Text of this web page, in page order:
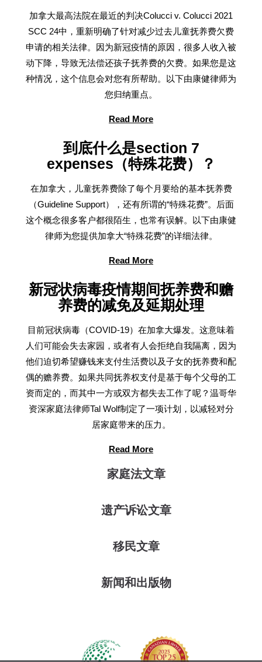
加拿大最高法院在最近的判决Colucci v. Colucci 2021
SCC 24中，重新明确了针对减少过去儿童抚养费欠费
申请的相关法律。因为新冠疫情的原因，很多人收入被
动下降，导致无法偿还孩子抚养费的欠费。如果您是这
种情况，这个信息会对您有所帮助。以下由康健律师为
您归纳重点。
Read More
到底什么是section 7
expenses（特殊花费）？
在加拿大，儿童抚养费除了每个月要给的基本抚养费
（Guideline Support），还有所谓的“特殊花费”。后面
这个概念很多客户都很陌生，也常有误解。以下由康健
律师为您提供加拿大“特殊花费”的详细法律。
Read More
新冠状病毒疫情期间抚养费和赡
养费的减免及延期处理
目前冠状病毒（COVID-19）在加拿大爆发。这意味着
人们可能会失去家园，或者有人会拒绝自我隔离，因为
他们迫切希望赚钱来支付生活费以及子女的抚养费和配
偶的赡养费。如果共同抚养权支付是基于每个父母的工
资而定的，而其中一方或双方都失去工作了呢？温哥华
资深家庭法律师Tal Wolf制定了一项计划，以减轻对分
居家庭带来的压力。
Read More
家庭法文章
遗产诉讼文章
移民文章
新闻和出版物